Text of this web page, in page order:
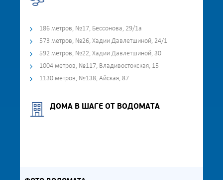
186 метров, №17, Бессонова, 29/1а
573 метров, №26, Хадии Давлетшиной, 24/1
592 метров, №22, Хадии Давлетшиной, 30
1004 метров, №117, Владивостокская, 15
1130 метров, №138, Айская, 87
ДОМА В ШАГЕ ОТ ВОДОМАТА